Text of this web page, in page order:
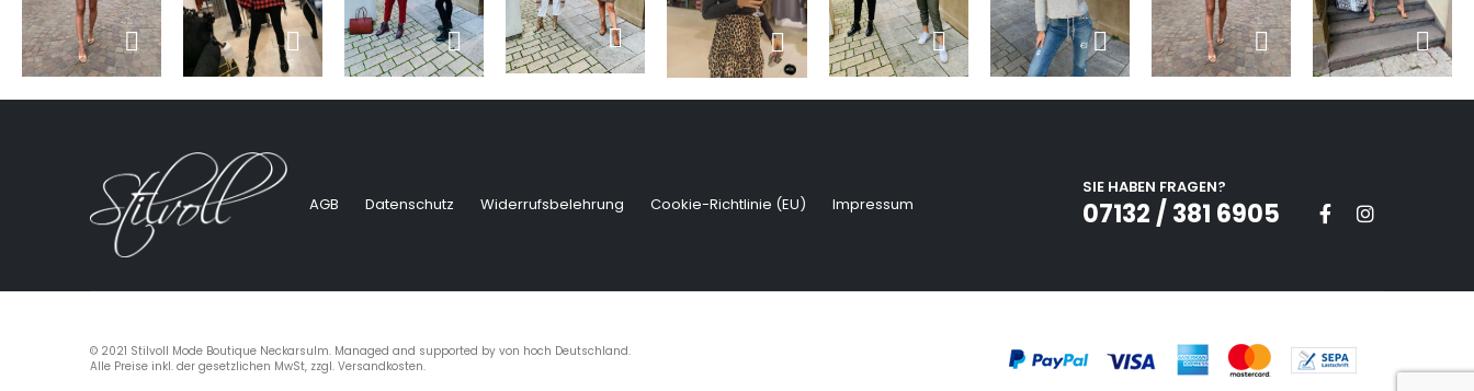
AGB Datenschutz Widerrufsbelehrung Cookie-Richtlinie (EU) Impressum
SIE HABEN FRAGEN?
07132 / 381 6905
© 2021 Stilvoll Mode Boutique Neckarsulm. Managed and supported by von hoch Deutschland.
Alle Preise inkl. der gesetzlichen MwSt, zzgl. Versandkosten.